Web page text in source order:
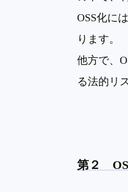
OSS化に
ります。
他方で、
る法的リ
第２